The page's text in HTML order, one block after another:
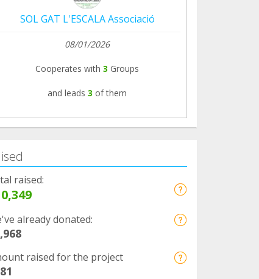
SOL GAT L'ESCALA Associació
08/01/2026
Cooperates with 3 Groups
and leads 3 of them
raised:
already donated:
raised for the project